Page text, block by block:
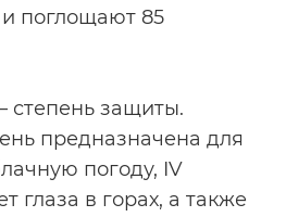
поглощают 85
степень защиты.
предназначена для
погоду, IV
глаза в горах, а также